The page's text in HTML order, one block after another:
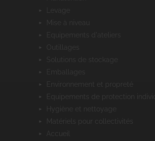
mise à niveau
equipements d'ateliers
outillages
solutions de stockage
emballages
environnement et propreté
equipements de protection
hygiène et nettoyage
matériels pour collectivités
accueil